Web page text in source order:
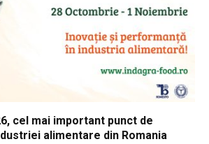
cel mai important punct de
alimentare din Romania